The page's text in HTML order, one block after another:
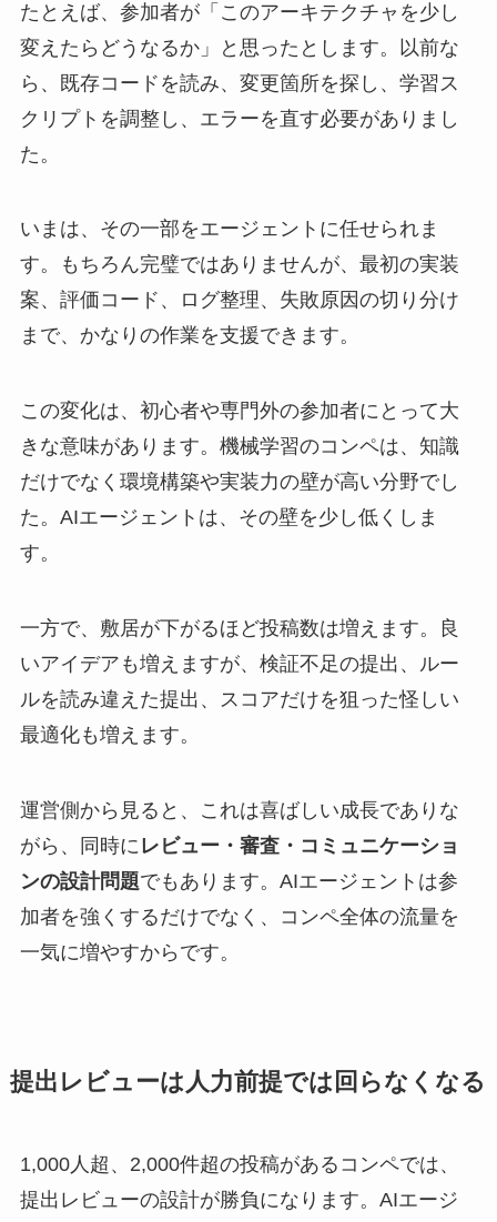
たとえば、参加者が「このアーキテクチャを少し
変えたらどうなるか」と思ったとします。以前な
ら、既存コードを読み、変更箇所を探し、学習ス
クリプトを調整し、エラーを直す必要がありまし
た。
いまは、その一部をエージェントに任せられま
す。もちろん完璧ではありませんが、最初の実装
案、評価コード、ログ整理、失敗原因の切り分け
まで、かなりの作業を支援できます。
この変化は、初心者や専門外の参加者にとって大
きな意味があります。機械学習のコンペは、知識
だけでなく環境構築や実装力の壁が高い分野でし
た。AIエージェントは、その壁を少し低くしま
す。
一方で、敷居が下がるほど投稿数は増えます。良
いアイデアも増えますが、検証不足の提出、ルー
ルを読み違えた提出、スコアだけを狙った怪しい
最適化も増えます。
運営側から見ると、これは喜ばしい成長でありな
がら、同時に レビュー・審査・コミュニケーショ
ンの設計問題でもあります。AIエージェントは参
加者を強くするだけでなく、コンペ全体の流量を
一気に増やすからです。
提出レビューは人力前提では回らなくなる
1,000人超、2,000件超の投稿があるコンペでは、
提出レビューの設計が勝負になります。AIエージ